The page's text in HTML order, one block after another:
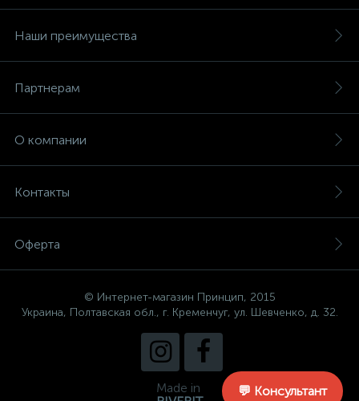
Наши преимущества
Партнерам
О компании
Контакты
Оферта
© Интернет-магазин Принцип, 2015
Украина, Полтавская обл., г. Кременчуг, ул. Шевченко, д. 32.
Made in
💬 Консультант